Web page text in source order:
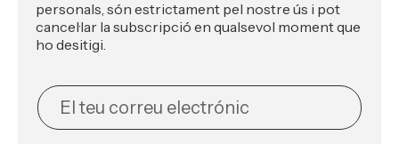
personals, són estrictament pel nostre ús i pot
cancel·lar la subscripció en qualsevol moment que
ho desitigi.
NEWSLETTER